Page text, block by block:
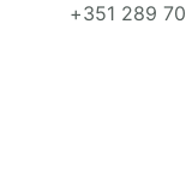
+351 289